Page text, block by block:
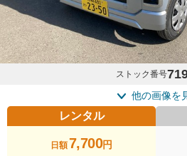
ストック番号
他の画像を
レンタル
日額7,700円